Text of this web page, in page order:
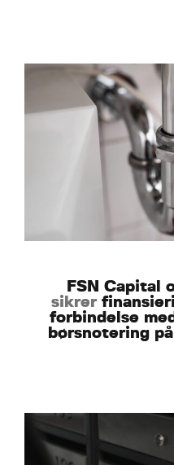
FSN Capital
sikrer
forbindelse
børsnotering